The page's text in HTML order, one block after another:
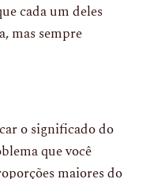
cada um deles
mas sempre
o significado do
que você
maiores do